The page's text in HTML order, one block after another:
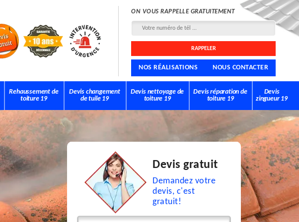
ON VOUS RAPPELLE GRATUITEMENT
NOS RÉALISATIONS NOUS CONTACTER
Rehaussement de
toiture 19
Devis changement
de tuile 19
Devis nettoyage de
toiture 19
Devis réparation de
toiture 19
Devis
zingueur 19
Devis gratuit
Demandez votre
devis, c'est
gratuit!